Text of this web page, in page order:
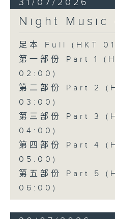
Night Music
足本 Full (HKT
第一部份 Part 1
02:00)
第二部份 Part 2
03:00)
第三部份 Part 3
04:00)
第四部份 Part 4
05:00)
第五部份 Part 5
06:00)